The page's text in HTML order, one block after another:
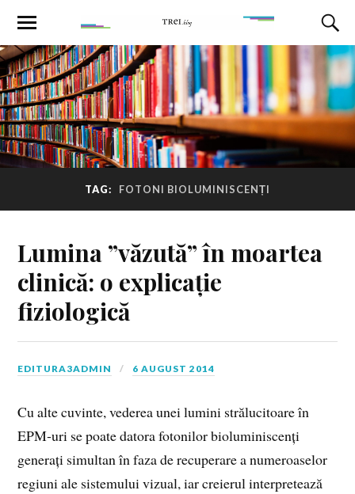
TAG: FOTONI BIOLUMINISCENȚI
Lumina ”văzută” în moartea
clinică: o explicație
fiziologică
EDITURA3ADMIN 6 AUGUST 2014
Cu alte cuvinte, vederea unei lumini strălucitoare în
EPM‑uri se poate datora fotonilor bioluminiscenți
generați simultan în faza de recuperare a numeroaselor
regiuni ale sistemului vizual, iar creierul interpretează